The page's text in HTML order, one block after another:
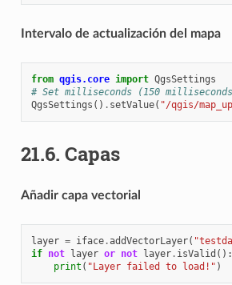
Intervalo de actualización del mapa
from qgis.core import QgsSettings
# Set milliseconds (150
QgsSettings () . setValue( "/qgis/
21.6. Capas
Añadir capa vectorial
layer = iface.addVectorLayer(
if not layer or not layer. isValid ():
print ( "Layer failed to load!" )